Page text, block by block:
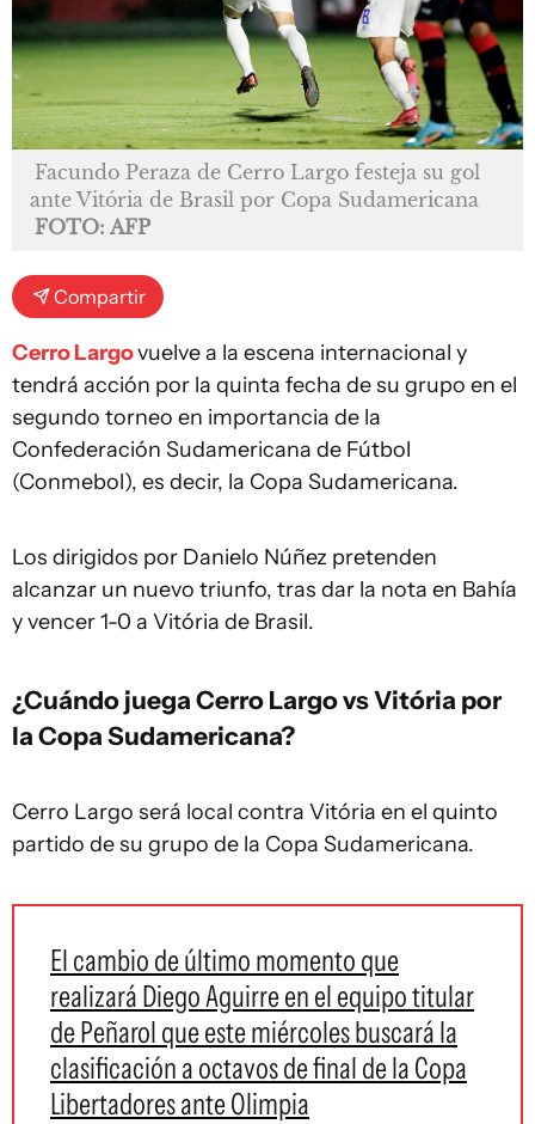
Facundo Peraza de Cerro Largo festeja su gol
ante Vitória de Brasil por Copa Sudamericana
FOTO: AFP
Compartir
Cerro Largovuelve a la escena internacional y
tendrá acción por la quinta fecha de su grupo en el
segundo torneo en importancia de la
Confederación Sudamericana de Fútbol
(Conmebol), es decir, la Copa Sudamericana.
Los dirigidos por Danielo Núñez pretenden
alcanzar un nuevo triunfo, tras dar la nota en Bahía
y vencer 1-0 a Vitória de Brasil.
¿Cuándo juega Cerro Largo vs Vitória por
la Copa Sudamericana?
Cerro Largo será local contra Vitória en el quinto
partido de su grupo de la Copa Sudamericana.
El cambio de último momento que
realizará Diego Aguirre en el equipo titular
de Peñarol que este miércoles buscará la
clasificación a octavos de final de la Copa
Libertadores ante Olimpia